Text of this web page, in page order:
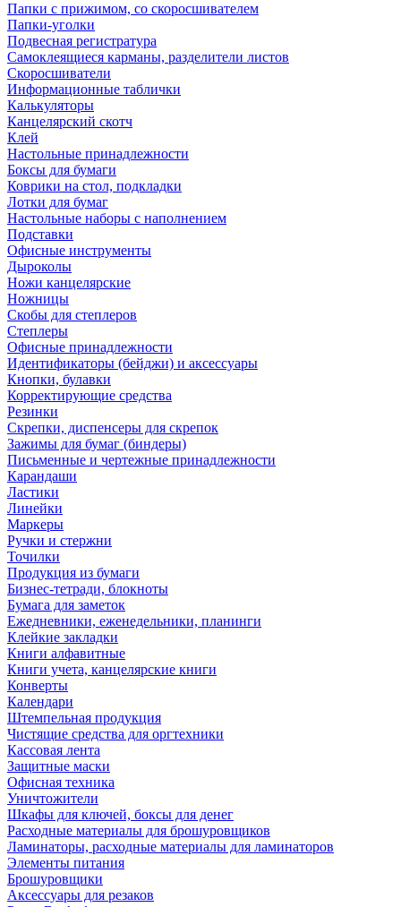
Папки с прижимом, со скоросшивателем
Папки-уголки
Подвесная регистратура
Самоклеящиеся карманы, разделители листов
Скоросшиватели
Информационные таблички
Калькуляторы
Канцелярский скотч
Клей
Настольные принадлежности
Боксы для бумаги
Коврики на стол, подкладки
Лотки для бумаг
Настольные наборы с наполнением
Подставки
Офисные инструменты
Дыроколы
Ножи канцелярские
Ножницы
Скобы для степлеров
Степлеры
Офисные принадлежности
Идентификаторы (бейджи) и аксессуары
Кнопки, булавки
Корректирующие средства
Резинки
Скрепки, диспенсеры для скрепок
Зажимы для бумаг (биндеры)
Письменные и чертежные принадлежности
Карандаши
Ластики
Линейки
Маркеры
Ручки и стержни
Точилки
Продукция из бумаги
Бизнес-тетради, блокноты
Бумага для заметок
Ежедневники, еженедельники, планинги
Клейкие закладки
Книги алфавитные
Книги учета, канцелярские книги
Конверты
Календари
Штемпельная продукция
Чистящие средства для оргтехники
Кассовая лента
Защитные маски
Офисная техника
Уничтожители
Шкафы для ключей, боксы для денег
Расходные материалы для брошуровщиков
Ламинаторы, расходные материалы для ламинаторов
Элементы питания
Брошуровщики
Аксессуары для резаков